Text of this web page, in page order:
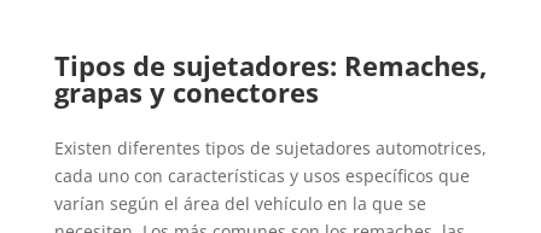
Tipos de sujetadores: Remaches,
grapas y conectores
Existen diferentes tipos de sujetadores automotrices,
cada uno con características y usos específicos que
varían según el área del vehículo en la que se